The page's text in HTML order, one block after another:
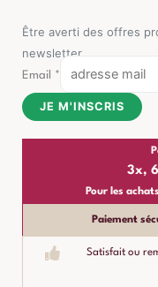
Être averti des offres
newsletter
Email *
JE M'INSCRIS
3x,
Pour les
Paiement
Satisfait ou